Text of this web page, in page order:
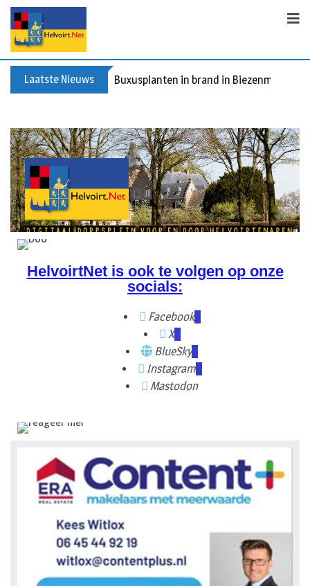
Laatste Nieuws Buxusplanten in brand in Biezenmortel,
HelvoirtNet is ook te volgen op onze
socials:
Facebook
X
BlueSky
Instagram
Mastodon